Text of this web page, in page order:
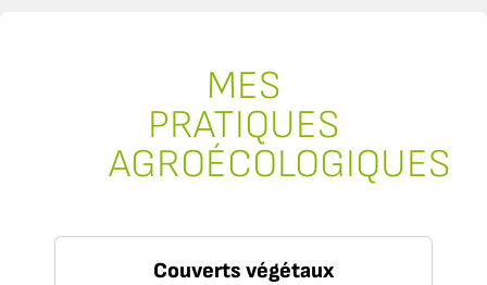
MES
PRATIQUES
AGROÉCOLOGIQUES
Couverts végétaux